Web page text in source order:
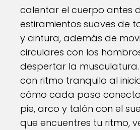
calentar el cuerpo antes
estiramientos suaves de
y cintura, además de
circulares con los
despertar la
con ritmo tranquilo al
cómo cada paso
pie, arco y talón con el
que encuentres tu ritmo,